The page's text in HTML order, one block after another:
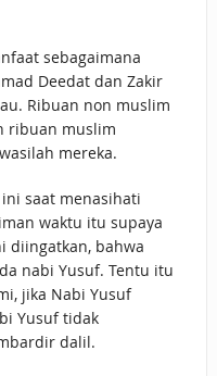
sebagaimana
Deedat dan Zakir
Ribuan non muslim
ribuan muslim
mereka.
saat menasihati
waktu itu supaya
diingatkan, bahwa
nabi Yusuf. Tentu itu
jika Nabi Yusuf
Yusuf tidak
dalil.